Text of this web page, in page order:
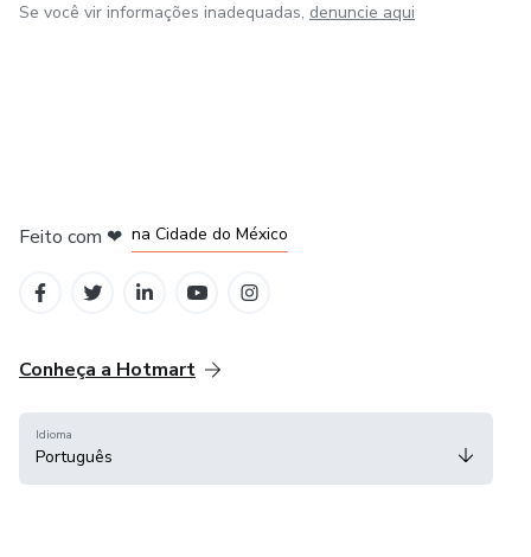
Se você vir informações inadequadas, denuncie aqui
Feito com ❤ na Cidade do México
Conheça a Hotmart
Idioma
Português